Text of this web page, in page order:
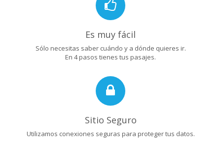
Es muy fácil
Sólo necesitas saber cuándo y a dónde quieres ir.
En 4 pasos tienes tus pasajes.
Sitio Seguro
Utilizamos conexiones seguras para proteger tus datos.